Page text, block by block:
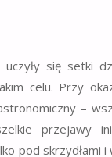
się setki
celu. Przy
–
przejawy
pod skrzydłami i